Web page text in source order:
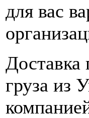
для вас
Доставка
груза из